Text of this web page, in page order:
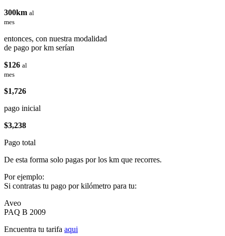
300km al
mes
entonces, con nuestra modalidad
de pago por km serían
$126 al
mes
$1,726
pago inicial
$3,238
Pago total
De esta forma solo pagas por los km que recorres.
Por ejemplo:
Si contratas tu pago por kilómetro para tu:
Aveo
PAQ B 2009
Encuentra tu tarifa aqui